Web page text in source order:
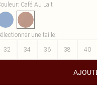
: Café Au Lait
une taille:
32
34 36 38 40